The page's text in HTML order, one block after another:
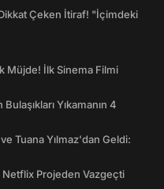
Çeken İtiraf! "İçimdeki
Müjde! İlk Sinema Filmi
Yıkamanın 4
Tuana Yılmaz'dan Geldi:
Netflix Projeden Vazgeçti